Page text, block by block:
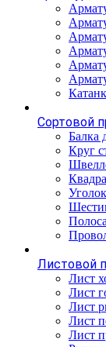
Сортовой
Балка
Круг
Листовой
Лист
Лист
Лист
Лист
Лист